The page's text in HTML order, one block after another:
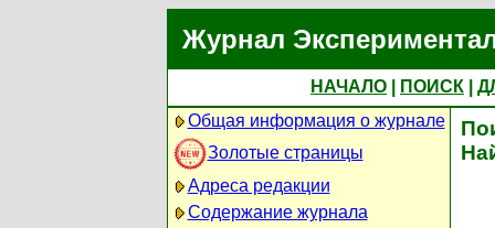
Журнал
НАЧАЛО ПОИСК
Общая информация о журнале
Золотые страницы
Адреса редакции
Содержание журнала